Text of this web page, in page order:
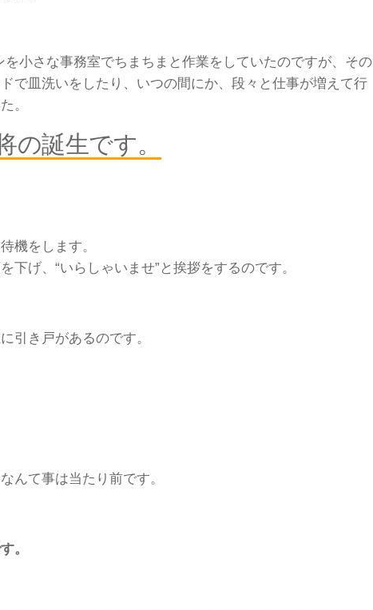
小さな事務室でちまちまと作業をしていたのですが、その
で皿洗いをしたり、いつの間にか、段々と仕事が増えて行
。
の誕生です。
機をします。
げ、“いらしゃいませ”と挨拶をするのです。
引き戸があるのです。
んて事は当たり前です。
。